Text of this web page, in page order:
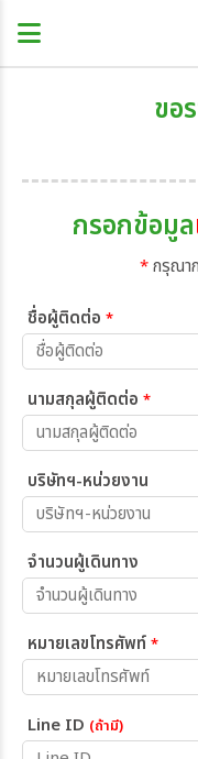
ขอ
กรอกข้อมูล
*กรุณาก
ชื่อผู้ติดต่อ *
นามสกุลผู้ติดต่อ *
บริษัทฯ-หน่วยงาน
จำนวนผู้เดินทาง
หมายเลขโทรศัพท์ *
Line ID (ถ้ามี)